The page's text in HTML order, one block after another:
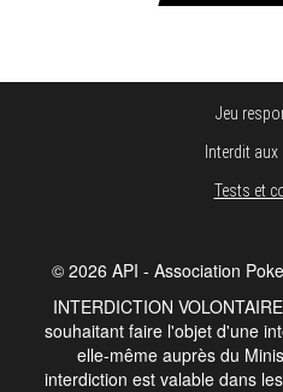
Jeu
Interdit
Tests et
© 2026 API - Association
INTERDICTION
souhaitant faire l'objet d'une
elle-même auprès du
interdiction est valable dans